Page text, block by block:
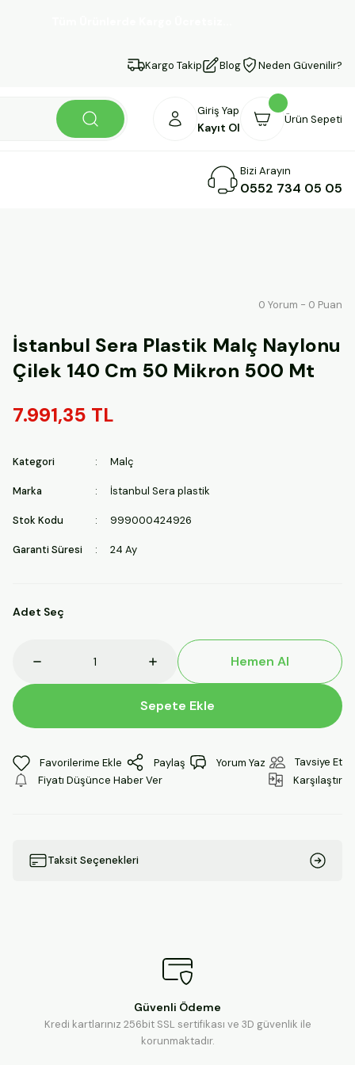
Kargo Takip Blog Neden Güvenilir?
Giriş Yap
Kayıt Ol
Ürün Sepeti
Bizi Arayın
0552 734 05 05
0 Yorum - 0 Puan
İstanbul Sera Plastik Malç Naylonu
Çilek 140 Cm 50 Mikron 500 Mt
7.991,35 TL
Kategori Malç
Marka İstanbul Sera plastik
Stok Kodu 999000424926
Garanti Süresi 24 Ay
Adet Seç
Hemen Al
Sepete Ekle
Paylaş Yorum Yaz
Tavsiye Et
Fiyatı Düşünce Haber Ver
Karşılaştır
Taksit Seçenekleri
Güvenli Ödeme
Kredi kartlarınız 256bit SSL sertifikası ve 3D güvenlik ile
korunmaktadır.